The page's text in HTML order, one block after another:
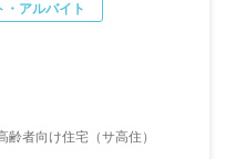
・アルバイト
者向け住宅（サ高住）